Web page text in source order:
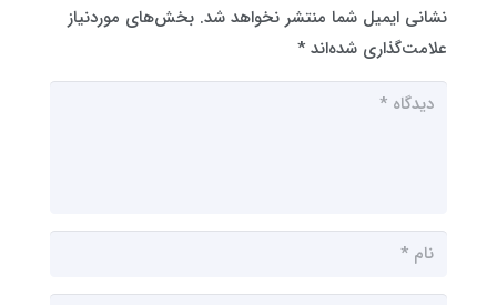
نشانی ایمیل شما منتشر نخواهد شد. بخش‌های موردنیاز
علامت‌گذاری شده‌اند *